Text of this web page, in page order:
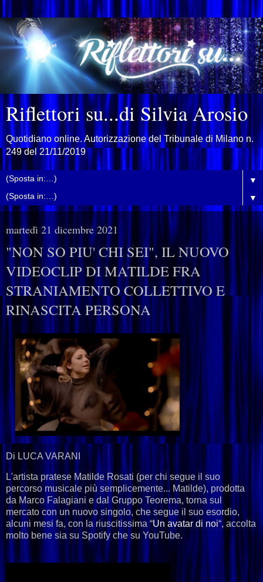
Riflettori su...di Silvia Arosio
Quotidiano online. Autorizzazione del Tribunale di Milano n.
249 del 21/11/2019
▼
▼
martedì 21 dicembre 2021
"NON SO PIU' CHI SEI", IL NUOVO
VIDEOCLIP DI MATILDE FRA
STRANIAMENTO COLLETTIVO E
RINASCITA PERSONA
Di LUCA VARANI
L'artista pratese Matilde Rosati (per chi segue il suo
percorso musicale più semplicemente... Matilde), prodotta
da Marco Falagiani e dal Gruppo Teorema, torna sul
mercato con un nuovo singolo, che segue il suo esordio,
alcuni mesi fa, con la riuscitissima “Un avatar di noi“, accolta
molto bene sia su Spotify che su YouTube.